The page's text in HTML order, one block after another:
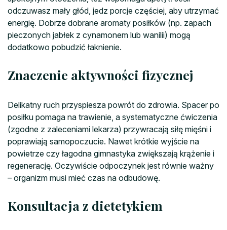
odczuwasz mały głód, jedz porcje częściej, aby utrzymać
energię. Dobrze dobrane aromaty posiłków (np. zapach
pieczonych jabłek z cynamonem lub wanilii) mogą
dodatkowo pobudzić łaknienie.
Znaczenie aktywności fizycznej
Delikatny ruch przyspiesza powrót do zdrowia. Spacer po
posiłku pomaga na trawienie, a systematyczne ćwiczenia
(zgodne z zaleceniami lekarza) przywracają siłę mięśni i
poprawiają samopoczucie. Nawet krótkie wyjście na
powietrze czy łagodna gimnastyka zwiększają krążenie i
regenerację. Oczywiście odpoczynek jest równie ważny
– organizm musi mieć czas na odbudowę.
Konsultacja z dietetykiem